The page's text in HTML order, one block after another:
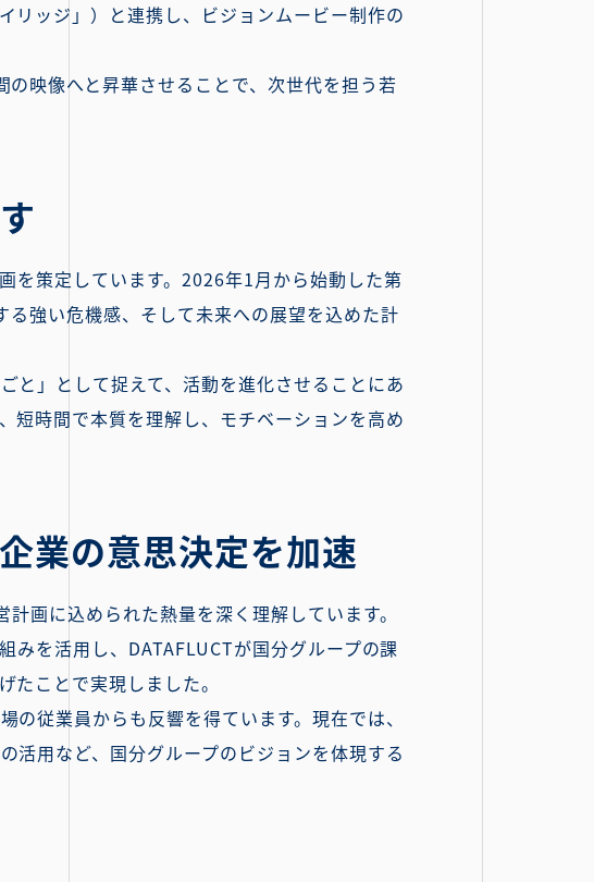
リッジ」）と連携し、ビジョンムービー制作の
映像へと昇華させることで、次世代を担う若
を策定しています。2026年1月から始動した第
強い危機感、そして未来への展望を込めた計
と」として捉えて、活動を進化させることにあ
短時間で本質を理解し、モチベーションを高め
業の意思決定を加速
画に込められた熱量を深く理解しています。
みを活用し、DATAFLUCTが国分グループの課
ことで実現しました。
従業員からも反響を得ています。現在では、
活用など、国分グループのビジョンを体現する